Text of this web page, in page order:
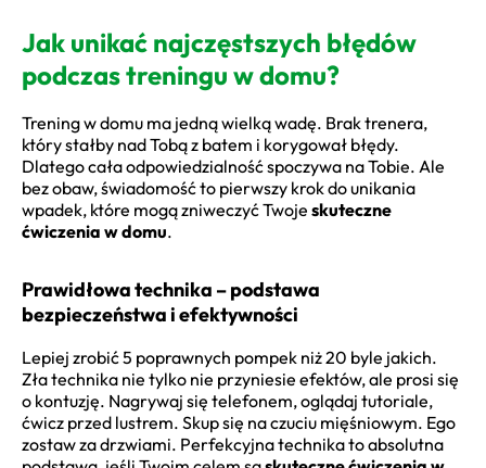
Jak unikać najczęstszych błędów
podczas treningu w domu?
Trening w domu ma jedną wielką wadę. Brak trenera,
który stałby nad Tobą z batem i korygował błędy.
Dlatego cała odpowiedzialność spoczywa na Tobie. Ale
bez obaw, świadomość to pierwszy krok do unikania
wpadek, które mogą zniweczyć Twoje skuteczne
ćwiczenia w domu.
Prawidłowa technika – podstawa
bezpieczeństwa i efektywności
Lepiej zrobić 5 poprawnych pompek niż 20 byle jakich.
Zła technika nie tylko nie przyniesie efektów, ale prosi się
o kontuzję. Nagrywaj się telefonem, oglądaj tutoriale,
ćwicz przed lustrem. Skup się na czuciu mięśniowym. Ego
zostaw za drzwiami. Perfekcyjna technika to absolutna